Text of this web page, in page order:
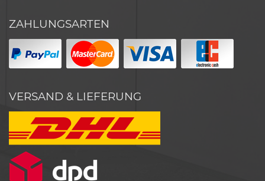
ZAHLUNGSARTEN
VERSAND & LIEFERUNG